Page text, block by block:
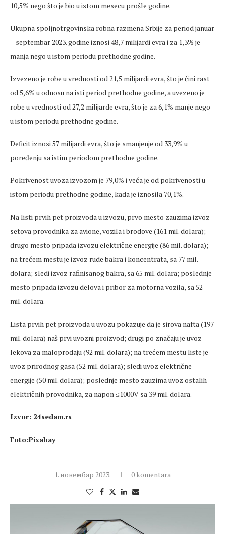
10,5% nego što je bio u istom mesecu prošle godine.
Ukupna spoljnotrgovinska robna razmena Srbije za period januar
– septembar 2023. godine iznosi 48,7 milijardi evra i za 1,3% je
manja nego u istom periodu prethodne godine.
Izvezeno je robe u vrednosti od 21‚5 milijardi evra, što je čini rast
od 5,6% u odnosu na isti period prethodne godine, a uvezeno je
robe u vrednosti od 27,2 milijarde evra, što je za 6,1% manje nego
u istom periodu prethodne godine.
Deficit iznosi 57 milijardi evra, što je smanjenje od 33,9% u
poređenju sa istim periodom prethodne godine.
Pokrivenost uvoza izvozom je 79,0% i veća je od pokrivenosti u
istom periodu prethodne godine, kada je iznosila 70,1%.
Na listi prvih pet proizvoda u izvozu, prvo mesto zauzima izvoz
setova provodnika za avione, vozila i brodove (161 mil. dolara);
drugo mesto pripada izvozu električne energije (86 mil. dolara);
na trećem mestu je izvoz rude bakra i koncentrata, sa 77 mil.
dolara; sledi izvoz rafinisanog bakra, sa 65 mil. dolara; poslednje
mesto pripada izvozu delova i pribor za motorna vozila, sa 52
mil. dolara.
Lista prvih pet proizvoda u uvozu pokazuje da je sirova nafta (197
mil. dolara) naš prvi uvozni proizvod; drugi po značaju je uvoz
lekova za maloprodaju (92 mil. dolara); na trećem mestu liste je
uvoz prirodnog gasa (52 mil. dolara); sledi uvoz električne
energije (50 mil. dolara); poslednje mesto zauzima uvoz ostalih
električnih provodnika, za napon ≤1000V sa 39 mil. dolara.
Izvor: 24sedam.rs
Foto:Pixabay
1. новембар 2023. 0 komentara